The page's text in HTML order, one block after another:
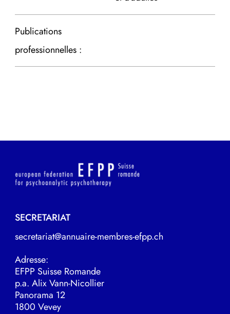
Publications
professionnelles :
SECRETARIAT
secretariat@annuaire-membres-efpp.ch
Adresse:
EFPP Suisse Romande
p.a. Alix Vann-Nicollier
Panorama 12
1800 Vevey